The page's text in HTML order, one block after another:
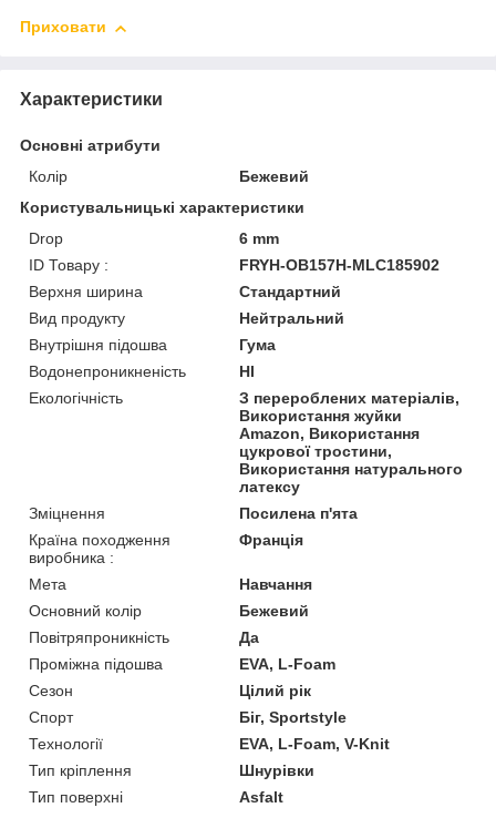
Приховати
Характеристики
Основні атрибути
Колір
Бежевий
Користувальницькі характеристики
Drop
6 mm
ID Товару :
FRYH-OB157H-MLC185902
Верхня ширина
Стандартний
Вид продукту
Нейтральний
Внутрішня підошва
Гума
Водонепроникненість
HI
Екологічність
З перероблених матеріалів,
Використання жуйки
Amazon, Використання
цукрової тростини,
Використання натурального
латексу
Зміцнення
Посилена п'ята
Країна походження
виробника :
Франція
Мета
Навчання
Основний колір
Бежевий
Повітряпроникність
Да
Проміжна підошва
EVA, L-Foam
Сезон
Цілий рік
Спорт
Біг, Sportstyle
Технології
EVA, L-Foam, V-Knit
Тип кріплення
Шнурівки
Тип поверхні
Asfalt